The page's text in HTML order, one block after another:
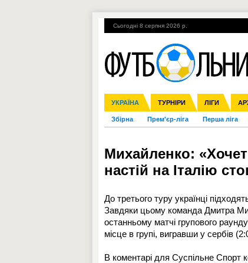
Сьогодні 8 серпня 2026 р.
УКРАЇНА ТУРНІРИ ЛІГИ
Збірна Прем'єр-ліга Перша ліга
Ліга чемпіонів Ліга Європи
Англія Іспанія Італія Німеччина
ЧС-2014 ЄВРО-2016 Росія
Гарячі теми УПЛ, 2-й тур
Михайленко:
настій на Італію
До третього туру українці
Завдяки цьому команда Дмитра
останньому матчі групового
місце в групі, вигравши у сербів
В коментарі для Суспільне Спорт